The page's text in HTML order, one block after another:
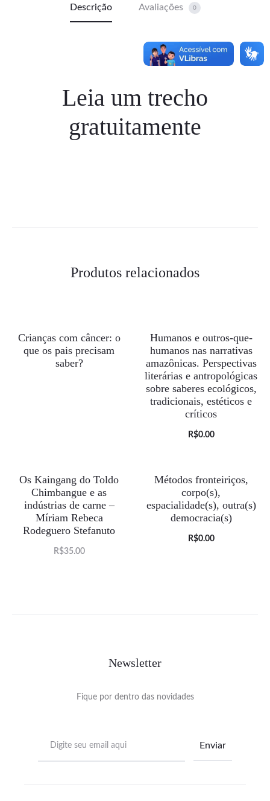
Descrição Avaliações 0
Leia um trecho
gratuitamente
Produtos relacionados
ESGOTADO
Crianças com câncer: o
que os pais precisam
saber?
Humanos e outros-que-
humanos nas narrativas
amazônicas. Perspectivas
literárias e antropológicas
sobre saberes ecológicos,
tradicionais, estéticos e
críticos
O
era:
R$35.00.
R$0.00
R$0.00.
ESGOTADO
Os Kaingang do Toldo
Chimbangue e as
indústrias de carne –
Míriam Rebeca
Rodeguero Stefanuto
R$35.00
Métodos fronteiriços,
corpo(s),
espacialidade(s), outra(s)
democracia(s)
O
R$0.00
Newsletter
Fique por dentro das novidades